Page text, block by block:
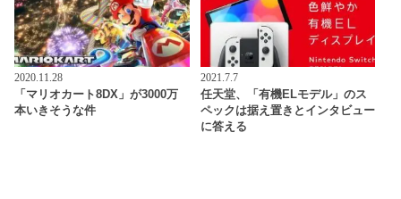
2020.11.28
「マリオカート8DX」が3000万
本いきそうな件
2021.7.7
任天堂、「有機ELモデル」のス
ペックは据え置きとインタビュー
に答える